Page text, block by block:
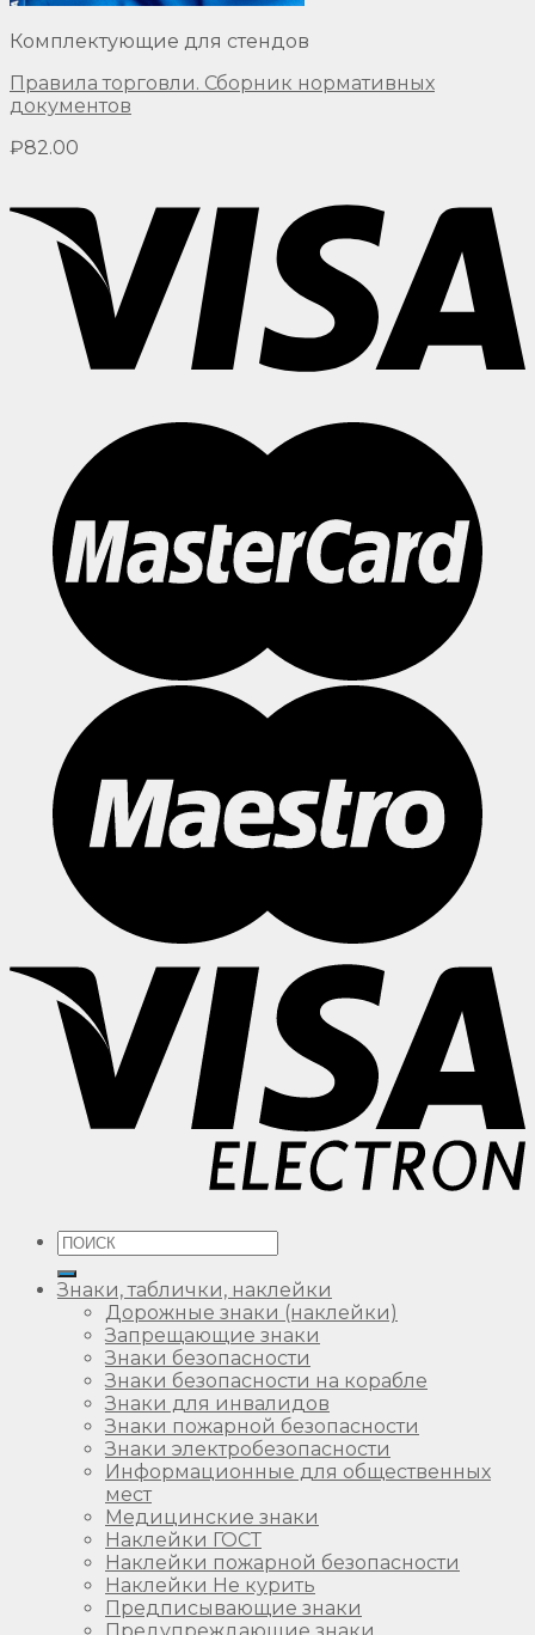
Комплектующие для стендов
Правила торговли. Сборник нормативных
документов
₽82.00
Искать:
Знаки, таблички, наклейки
Дорожные знаки (наклейки)
Запрещающие знаки
Знаки безопасности
Знаки безопасности на корабле
Знаки для инвалидов
Знаки пожарной безопасности
Знаки электробезопасности
Информационные для общественных
мест
Медицинские знаки
Наклейки ГОСТ
Наклейки пожарной безопасности
Наклейки Не курить
Предписывающие знаки